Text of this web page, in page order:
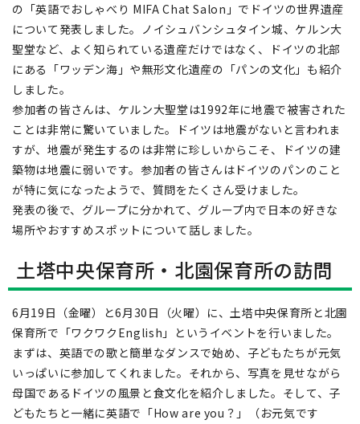
の「英語でおしゃべり MIFA Chat Salon」でドイツの世界遺産
について発表しました。ノイシュバンシュタイン城、ケルン大
聖堂など、よく知られている遺産だけではなく、ドイツの北部
にある「ワッデン海」や無形文化遺産の「パンの文化」も紹介
しました。
参加者の皆さんは、ケルン大聖堂は1992年に地震で被害された
ことは非常に驚いていました。ドイツは地震がないと言われま
すが、地震が発生するのは非常に珍しいからこそ、ドイツの建
築物は地震に弱いです。参加者の皆さんはドイツのパンのこと
が特に気になったようで、質問をたくさん受けました。
発表の後で、グループに分かれて、グループ内で日本の好きな
場所やおすすめスポットについて話しました。
土塔中央保育所・北園保育所の訪問
6月19日（金曜）と6月30日（火曜）に、土塔中央保育所と北園
保育所で「ワクワクEnglish」というイベントを行いました。
まずは、英語での歌と簡単なダンスで始め、子どもたちが元気
いっぱいに参加してくれました。それから、写真を見せながら
母国であるドイツの風景と食文化を紹介しました。そして、子
どもたちと一緒に英語で「How are you？」（お元気です